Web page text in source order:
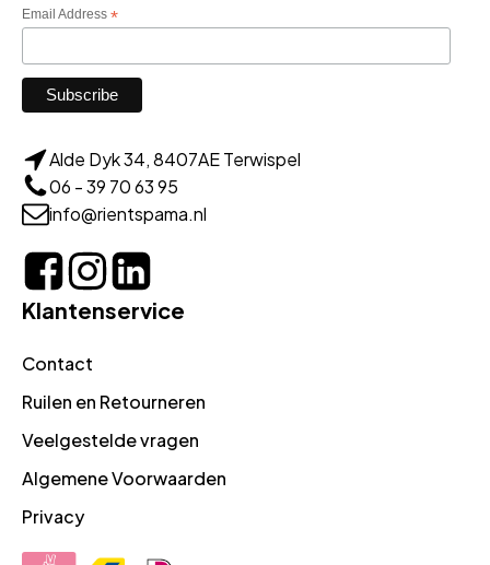
Email Address *
Alde Dyk 34, 8407AE Terwispel
06 - 39 70 63 95
info@rientspama.nl
Klantenservice
Contact
Ruilen en Retourneren
Veelgestelde vragen
Algemene Voorwaarden
Privacy